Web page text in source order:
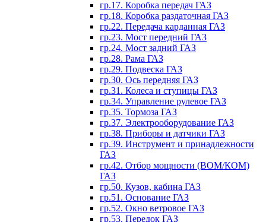
гр.17. Коробка передач ГАЗ
гр.18. Коробка раздаточная ГАЗ
гр.22. Передача карданная ГАЗ
гр.23. Мост передний ГАЗ
гр.24. Мост задний ГАЗ
гр.28. Рама ГАЗ
гр.29. Подвеска ГАЗ
гр.30. Ось передняя ГАЗ
гр.31. Колеса и ступицы ГАЗ
гр.34. Управление рулевое ГАЗ
гр.35. Тормоза ГАЗ
гр.37. Электрооборудование ГАЗ
гр.38. Приборы и датчики ГАЗ
гр.39. Инструмент и принадлежности
ГАЗ
гр.42. Отбор мощности (ВОМ/КОМ)
ГАЗ
гр.50. Кузов, кабина ГАЗ
гр.51. Основание ГАЗ
гр.52. Окно ветровое ГАЗ
гр.53. Передок ГАЗ